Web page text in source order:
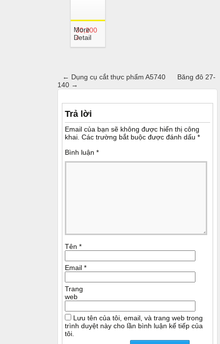
30,200
₫
More
Detail
← Dụng cụ cắt thực phẩm A5740
Băng đô 27-
140 →
Trả lời
Email của bạn sẽ không được hiển thị công
khai. Các trường bắt buộc được đánh dấu *
Bình luận *
Tên *
Email *
Trang
web
Lưu tên của tôi, email, và trang web trong
trình duyệt này cho lần bình luận kế tiếp của
tôi.